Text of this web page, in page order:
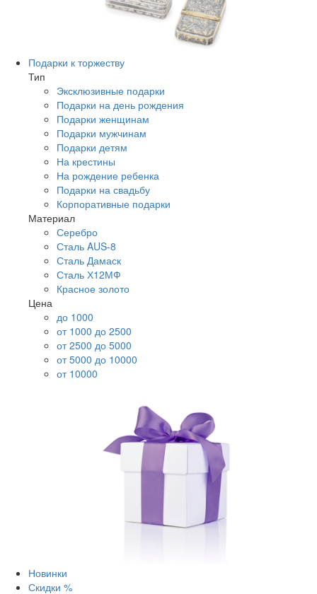
Подарки к торжеству
Тип
Эксклюзивные подарки
Подарки на день рождения
Подарки женщинам
Подарки мужчинам
Подарки детям
На крестины
На рождение ребенка
Подарки на свадьбу
Корпоративные подарки
Материал
Серебро
Сталь AUS-8
Сталь Дамаск
Сталь Х12МФ
Красное золото
Цена
до 1000
от 1000 до 2500
от 2500 до 5000
от 5000 до 10000
от 10000
Новинки
Скидки %